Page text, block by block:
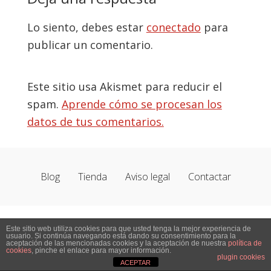
con
los
Lo siento, debes estar conectado para
publicar un comentario.
Este sitio usa Akismet para reducir el
spam. Aprende cómo se procesan los
datos de tus comentarios.
Blog Tienda Aviso legal Contactar
Este sitio web utiliza cookies para que usted tenga la mejor experiencia de
usuario. Si continúa navegando está dando su consentimiento para la
aceptación de las mencionadas cookies y la aceptación de nuestra política de
cookies, pinche el enlace para mayor información.
plugin cookies
ACEPTAR